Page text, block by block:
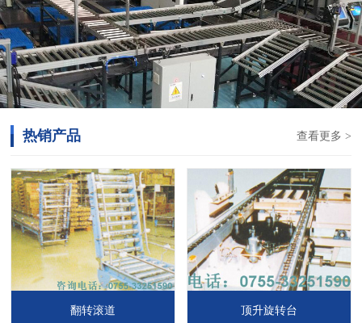
查看更多 >
热销产品
翻转滚道 顶升旋转台